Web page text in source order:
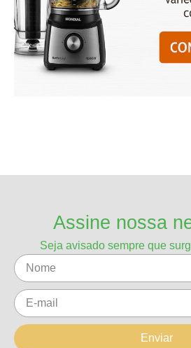
Assine nossa
Seja avisado sempre que
Enviar